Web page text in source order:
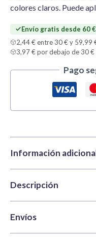
Brillante)
colores claros. Puede
Envío gratis desde 60 €
2,44 € entre 30 € y 59,99
3,97 € por debajo de 30 €
Pago
Información
Marca
SKU
Descripción
Tamiya X-2 Gloss White
Envíos